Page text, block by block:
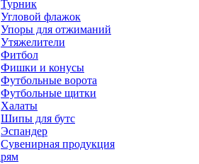
Турник
Угловой флажок
Упоры для отжиманий
Утяжелители
Фитбол
Фишки и конусы
Футбольные ворота
Футбольные щитки
Халаты
Шипы для бутс
Эспандер
Сувенирная продукция